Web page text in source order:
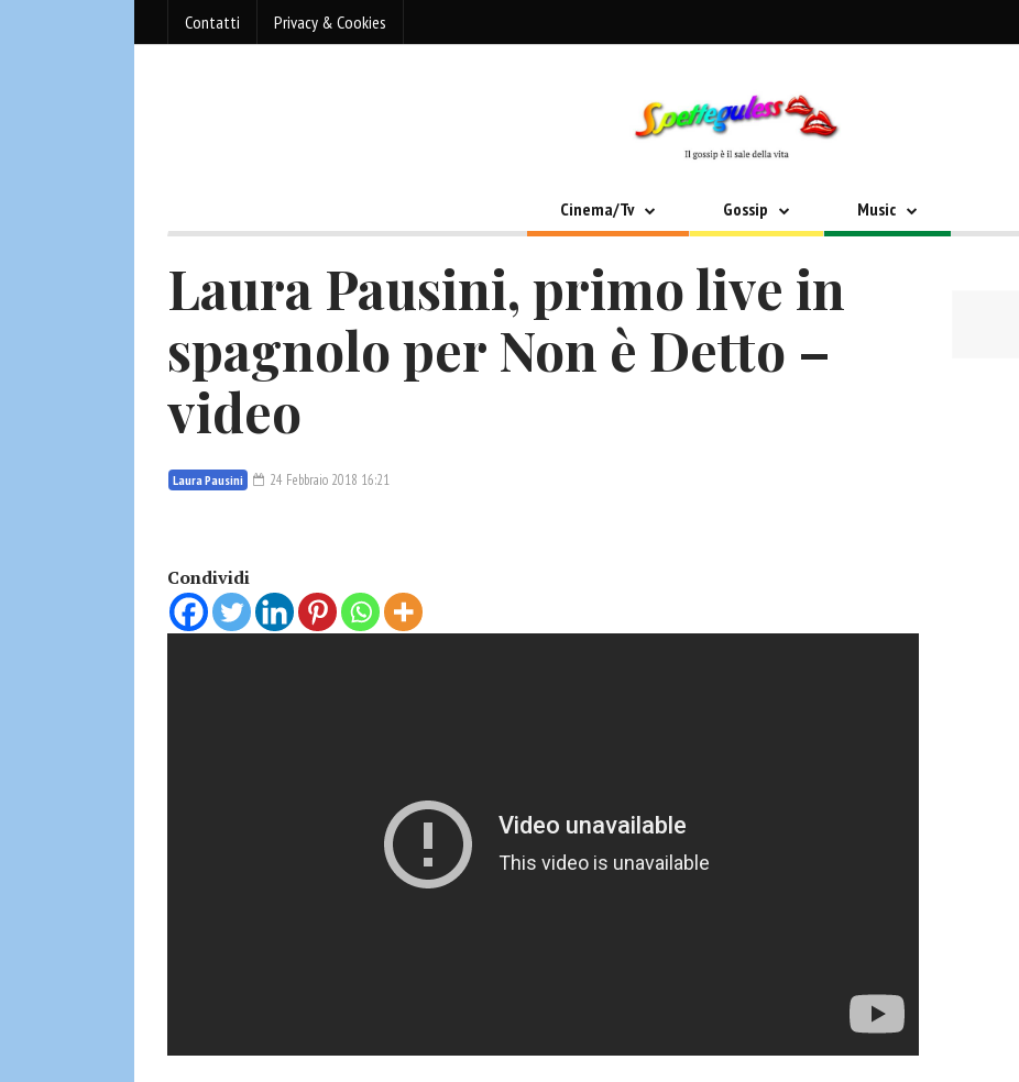
Contatti Privacy & Cookies
Cinema/Tv Gossip Music
Laura Pausini, primo live in
spagnolo per Non è Detto –
video
Laura Pausini 24 Febbraio 2018 16:21
Condividi